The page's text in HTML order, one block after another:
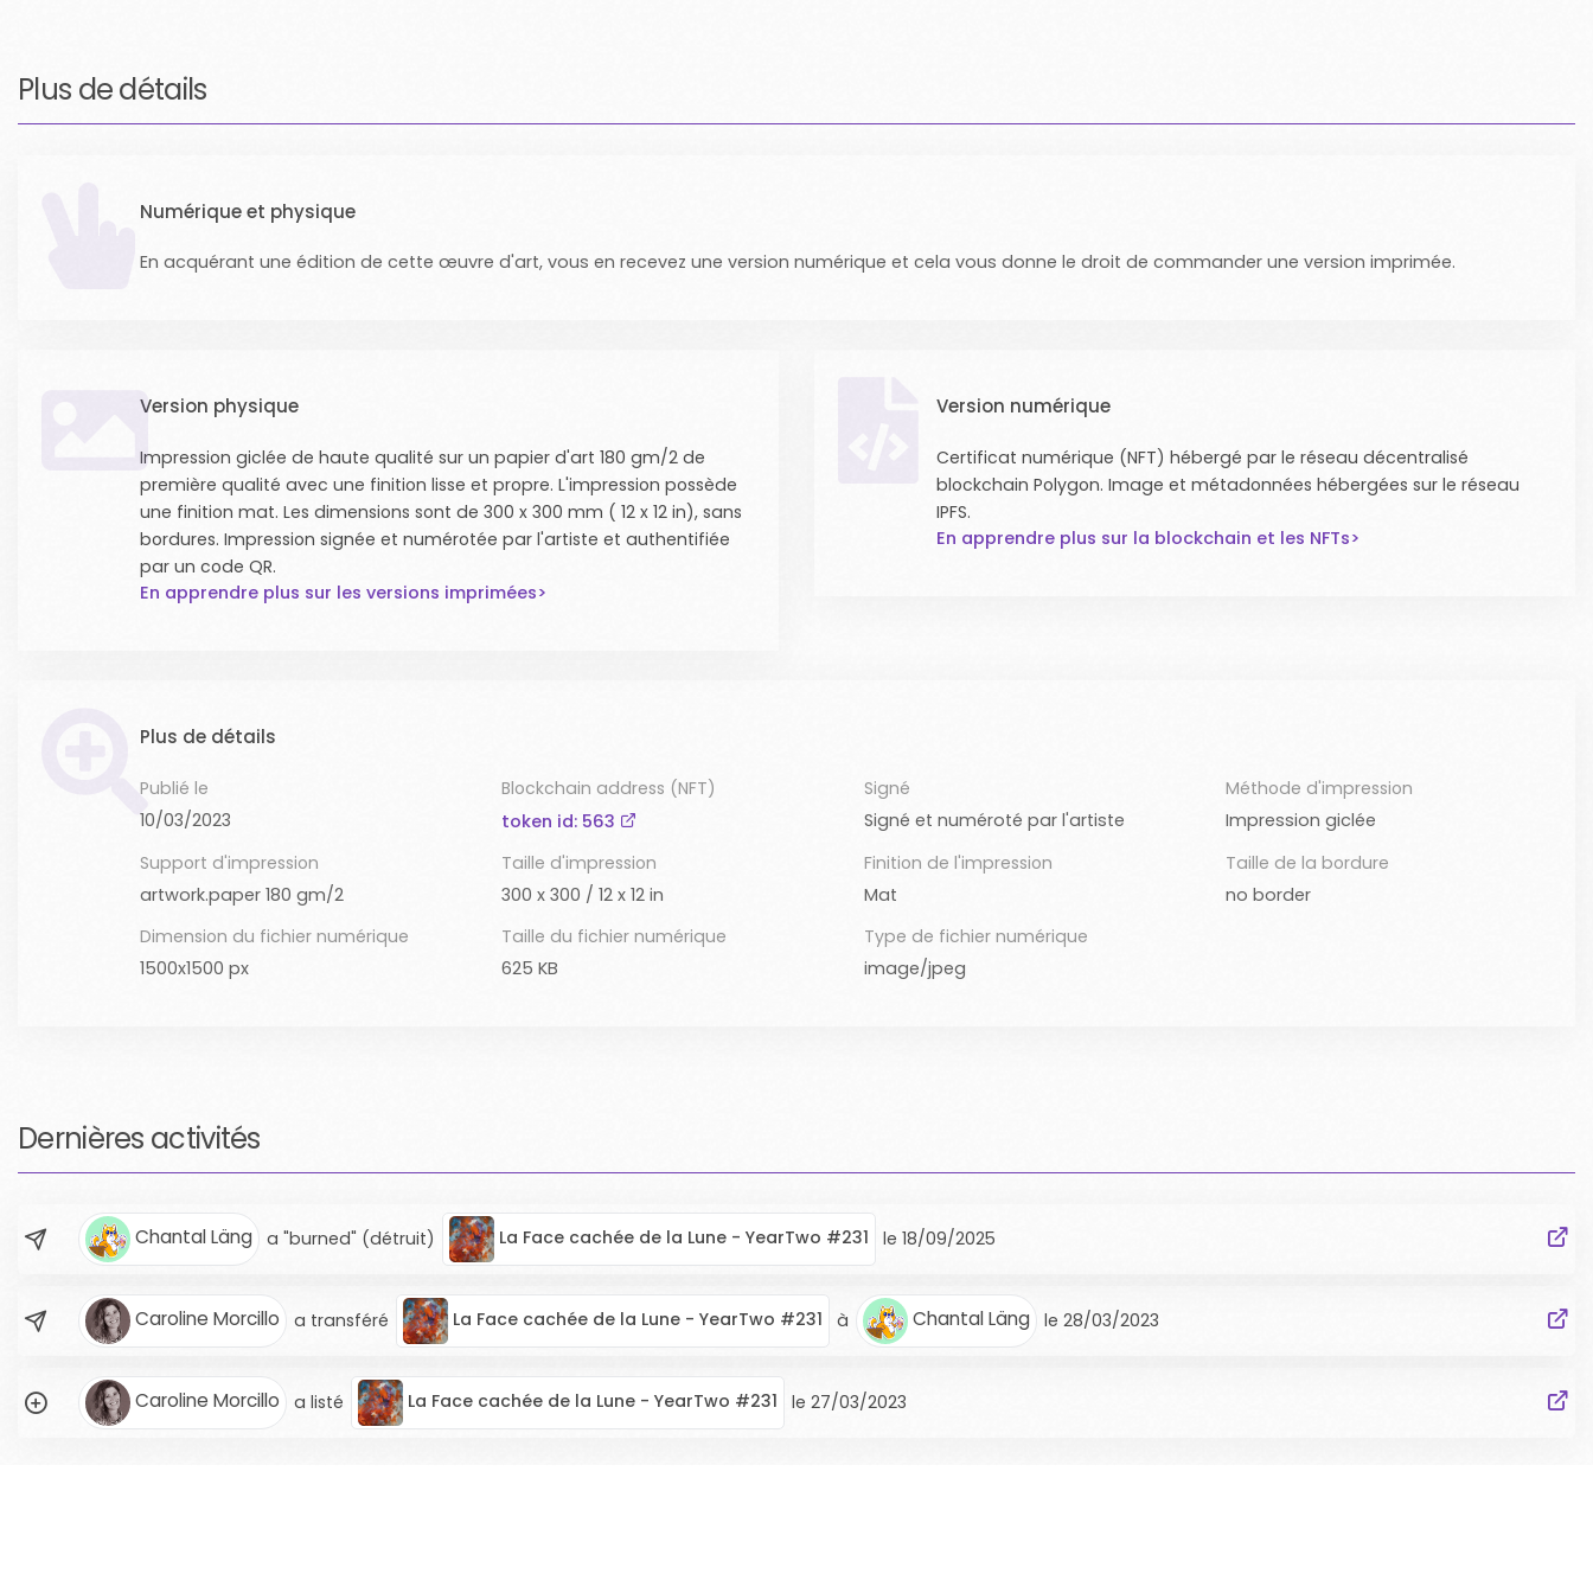
Plus de détails
Numérique et physique
En acquérant une édition de cette œuvre d'art, vous en recevez une version numérique et cela vous donne le droit de commander une version imprimée.
Version physique
Impression giclée de haute qualité sur un papier d'art 180 gm/2 de
première qualité avec une finition lisse et propre. L'impression possède
une finition mat. Les dimensions sont de 300 x 300 mm ( 12 x 12 in), sans
bordures. Impression signée et numérotée par l'artiste et authentifiée
par un code QR.
En apprendre plus sur les versions imprimées>
Version numérique
Certificat numérique (NFT) hébergé par le réseau décentralisé
blockchain Polygon. Image et métadonnées hébergées sur le réseau
IPFS.
En apprendre plus sur la blockchain et les NFTs>
Plus de détails
Publié le
10/03/2023
Blockchain address (NFT)
token id: 563
Signé
Signé et numéroté par l'artiste
Méthode d'impression
Impression giclée
Support d'impression
artwork.paper 180 gm/2
Taille d'impression
300 x 300 / 12 x 12 in
Finition de l'impression
Mat
Taille de la bordure
no border
Dimension du fichier numérique
1500x1500 px
Taille du fichier numérique
625 KB
Type de fichier numérique
image/jpeg
Dernières activités
Chantal Läng a "burned" (détruit) La Face cachée de la Lune - YearTwo #231 le 18/09/2025
Caroline Morcillo a transféré La Face cachée de la Lune - YearTwo #231 à Chantal Läng le 28/03/2023
Caroline Morcillo a listé La Face cachée de la Lune - YearTwo #231 le 27/03/2023